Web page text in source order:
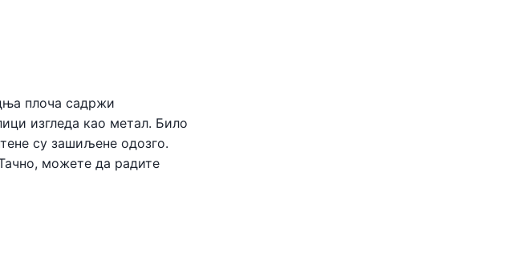
плоча садржи
изгледа као метал. Било
су зашиљене одозго.
можете да радите